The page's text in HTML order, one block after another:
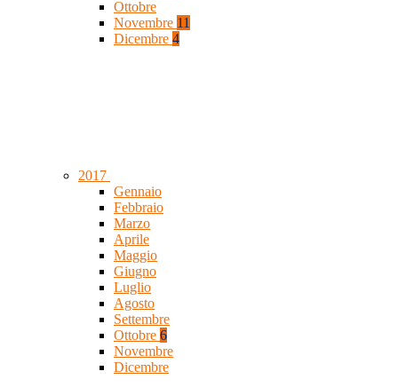
Ottobre
Novembre 11
Dicembre 4
2017
Gennaio
Febbraio
Marzo
Aprile
Maggio
Giugno
Luglio
Agosto
Settembre
Ottobre 6
Novembre
Dicembre